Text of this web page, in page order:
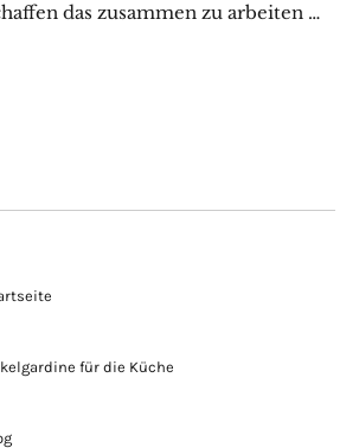
das zusammen zu arbeiten …
für die Küche